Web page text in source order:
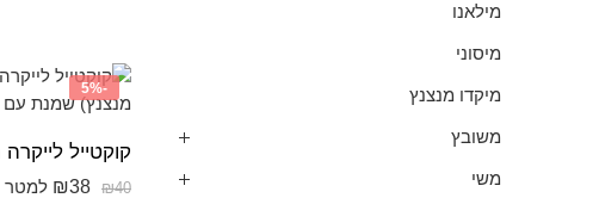
-5%
₪40
₪38 למטר
מילאנו
מיסוני
מיקדו מנצנץ
משובץ
משי